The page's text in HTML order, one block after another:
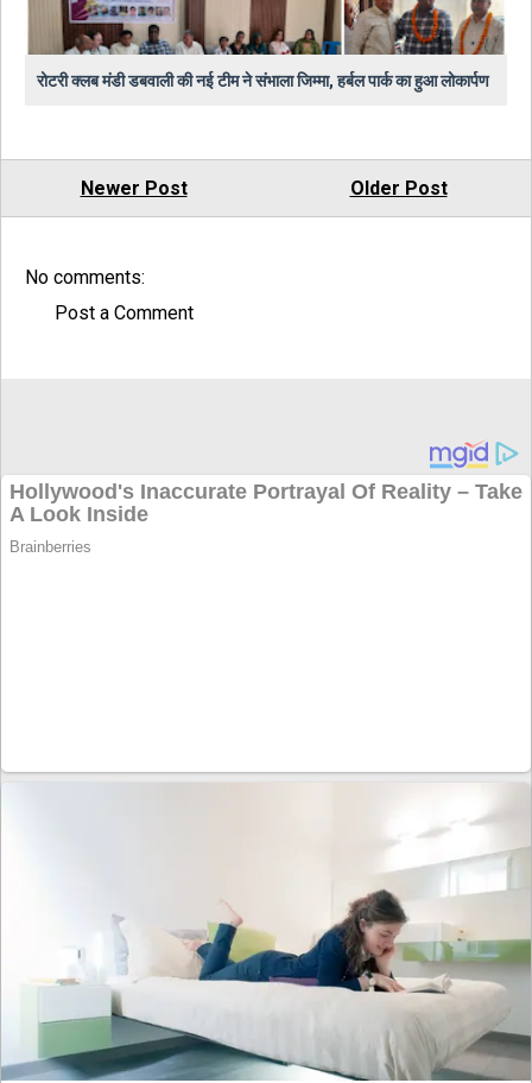
रोटरी क्लब मंडी डबवाली की नई टीम ने संभाला जिम्मा, हर्बल पार्क का हुआ लोकार्पण
Newer Post Older Post
No comments:
Post a Comment